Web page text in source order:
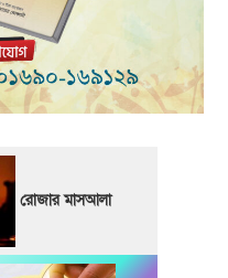
রোজার মাসআলা